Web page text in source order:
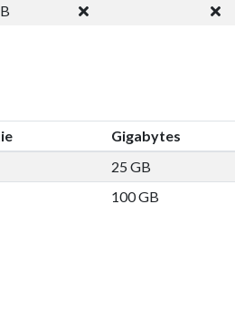
Gigabytes
25 GB
100 GB